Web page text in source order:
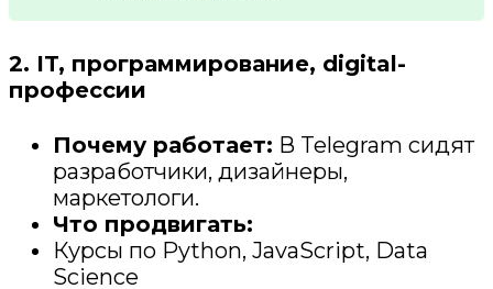
2. IT, программирование, digital-
профессии
Почему работает: В Telegram сидят
разработчики, дизайнеры,
маркетологи.
Что продвигать:
Курсы по Python, JavaScript, Data
Science